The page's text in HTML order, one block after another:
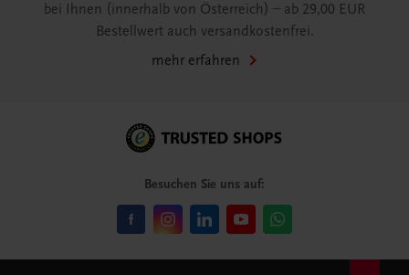
bei Ihnen (innerhalb von Österreich) – ab 29,00 EUR
Bestellwert auch versandkostenfrei.
mehr erfahren
Besuchen Sie uns auf: